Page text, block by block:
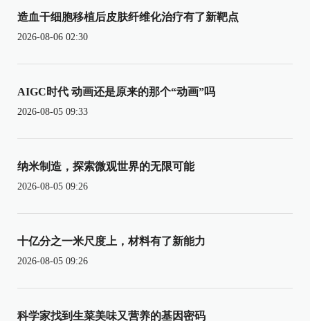
造血干细胞移植后皮肤纤维化治疗有了新靶点
2026-08-06 02:30
AIGC时代 动画还是原来的那个“动画”吗
2026-08-05 09:33
纳米制造，探索微观世界的无限可能
2026-08-05 09:26
十亿分之一米尺度上，材料有了新能力
2026-08-05 09:26
科学家找到生菜美味又营养的基因密码